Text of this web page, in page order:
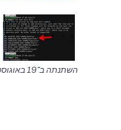
השתנתה ב־19 באוגוסט 2023, 6:21:45 -0700